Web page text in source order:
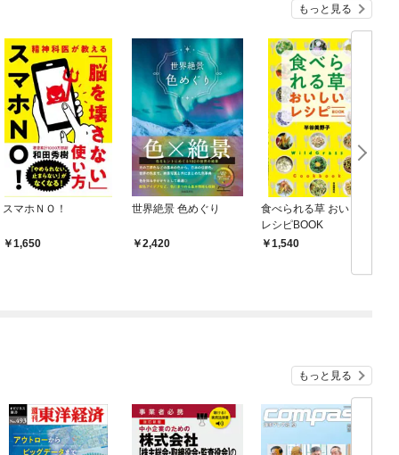
もっと見る
スマホＮＯ！
1,650
世界絶景 色めぐり
2,420
食べられる草 おいしい
レシピBOOK
1,540
もっと見る